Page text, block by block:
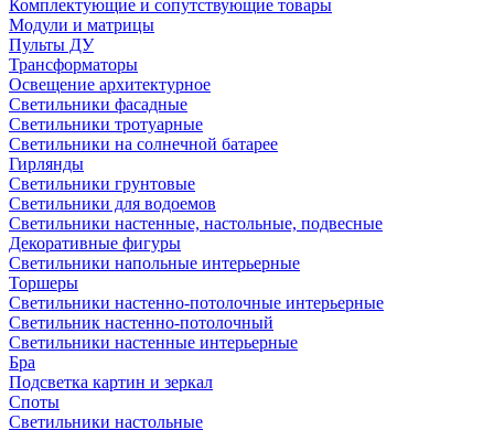
Комплектующие и сопутствующие товары
Модули и матрицы
Пульты ДУ
Трансформаторы
Освещение архитектурное
Светильники фасадные
Светильники тротуарные
Светильники на солнечной батарее
Гирлянды
Светильники грунтовые
Светильники для водоемов
Светильники настенные, настольные, подвесные
Декоративные фигуры
Светильники напольные интерьерные
Торшеры
Светильники настенно-потолочные интерьерные
Светильник настенно-потолочный
Светильники настенные интерьерные
Бра
Подсветка картин и зеркал
Споты
Светильники настольные